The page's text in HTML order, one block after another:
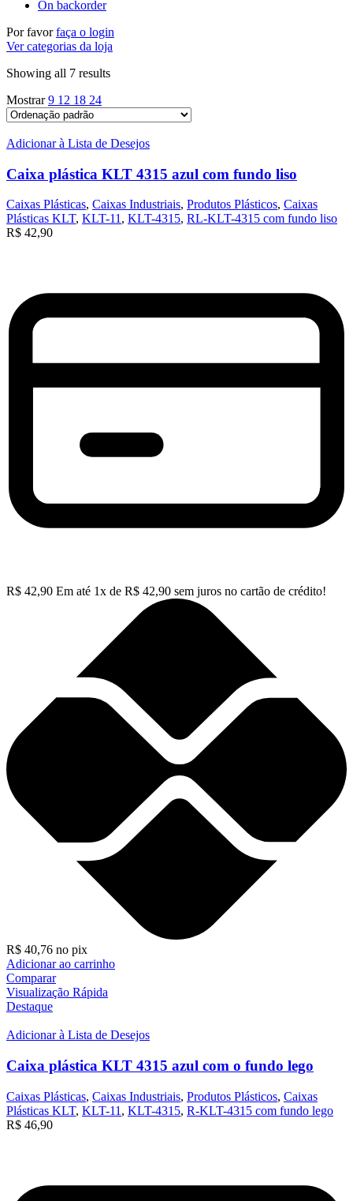
On backorder
Por favorfaça o login
Ver categorias da loja
Showing all 7 results
Mostrar9 12 18 24
Adicionar à Lista de Desejos
Caixa plástica KLT 4315 azul com fundo liso
Caixas Plásticas, Caixas Industriais, Produtos Plásticos, Caixas
Plásticas KLT, KLT-11 , KLT-4315, RL-KLT-4315 com fundo liso
R$ 42,90
R$ 42,90 Em até 1x de R$ 42,90 sem juros no cartão de crédito!
R$ 40,76 no pix
Adicionar ao carrinho
Comparar
Visualização Rápida
Destaque
Adicionar à Lista de Desejos
Caixa plástica KLT 4315 azul com o fundo lego
Caixas Plásticas, Caixas Industriais, Produtos Plásticos, Caixas
Plásticas KLT, KLT-11 , KLT-4315, R-KLT-4315 com fundo lego
R$ 46,90